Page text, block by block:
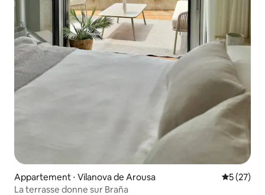
Appartement ⋅ Vilanova de Arousa
5 (27)
La terrasse donne sur Braña